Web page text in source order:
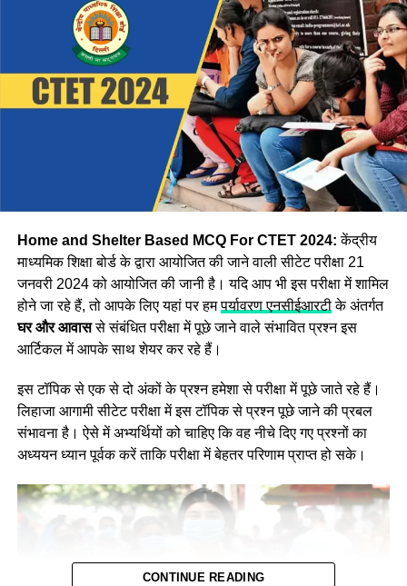
डाउनलोड करें आंसर-की
Step:1 CBSE CTET उत्तर कुंजी डाउनलोड करने के लिए, सबसे पहले
आपको आधिकारिक वेबसाइट ctet.nic.in पर जाना होगा
Step:2 अब वेबसाइट पर दिखाई दे रहेCTET Answer Key 2024
Step:3 अब आपको एप्लीकेशन नंबर और जन्म की तारीख दर्ज करके
लॉगिन करना होगा इसके बाद Asnswer Key स्क्रीन पर प्रदर्शित हो
जाएगी।
Home and Shelter Based MCQ For CTET 2024: केंद्रीय
माध्यमिक शिक्षा बोर्ड के द्वारा आयोजित की जाने वाली सीटेट परीक्षा 21
जनवरी 2024 को आयोजित की जानी है। यदि आप भी इस परीक्षा में शामिल
होने जा रहे हैं, तो आपके लिए यहां पर हमपर्यावरण एनसीईआरटीके अंतर्गत
घर और आवाससे संबंधित परीक्षा में पूछे जाने वाले संभावित प्रश्न इस
आर्टिकल में आपके साथ शेयर कर रहे हैं।
इस टॉपिक से एक से दो अंकों के प्रश्न हमेशा से परीक्षा में पूछे जाते रहे हैं।
लिहाजा आगामी सीटेट परीक्षा में इस टॉपिक से प्रश्न पूछे जाने की प्रबल
संभावना है। ऐसे में अभ्यर्थियों को चाहिए कि वह नीचे दिए गए प्रश्नों का
अध्ययन ध्यान पूर्वक करें ताकि परीक्षा में बेहतर परिणाम प्राप्त हो सके।
CONTINUE READING